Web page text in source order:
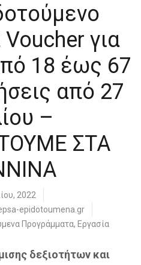
για
18 έως 67
από 27
–
ΣΤΑ
2022
epidotoumena.gr
Προγράμματα, Εργασία
δεξιοτήτων και